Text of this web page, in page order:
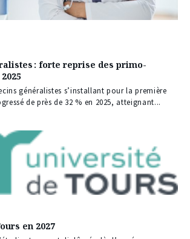
: forte reprise des primo-
généralistes s’installant pour la première
de près de 32 % en 2025, atteignant...
en 2027